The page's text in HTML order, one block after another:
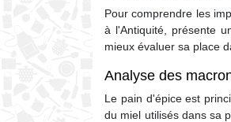
Pour comprendre les
à l'Antiquité, présente
mieux évaluer sa place
Analyse des
Le pain d'épice est
du miel utilisés dans sa